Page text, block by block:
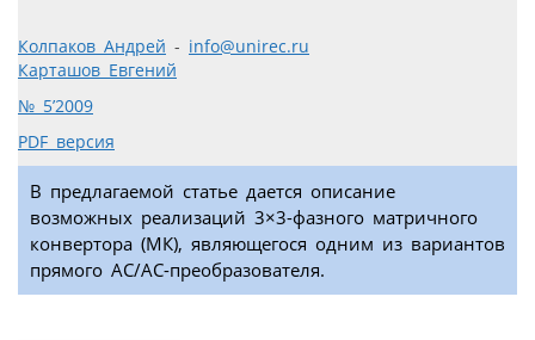
Колпаков Андрей - info@unirec.ru
Карташов Евгений
№ 5’2009
PDF версия
В предлагаемой статье дается описание
возможных реализаций 3×3-фазного матричного
конвертора (МК), являющегося одним из вариантов
прямого АС/АС-преобразователя.